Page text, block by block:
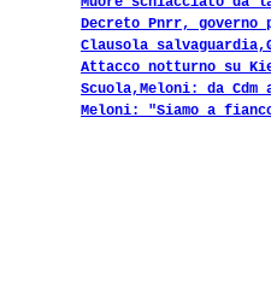
Decreto Pnrr,
Clausola
Attacco notturno su
Scuola,Meloni: da
Meloni: "Siamo a